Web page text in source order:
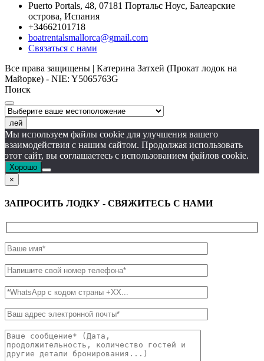
Puerto Portals, 48, 07181 Портальс Ноус, Балеарские
острова, Испания
+34662101718
boatrentalsmallorca@gmail.com
Связаться с нами
Все права защищены | Катерина Затхей (Прокат лодок на
Майорке) - NIE: Y5065763G
Поиск
лей
Мы используем файлы cookie для улучшения вашего
взаимодействия с нашим сайтом. Продолжая использовать
этот сайт, вы соглашаетесь с использованием файлов cookie.
Хорошо
×
ЗАПРОСИТЬ ЛОДКУ - СВЯЖИТЕСЬ С НАМИ